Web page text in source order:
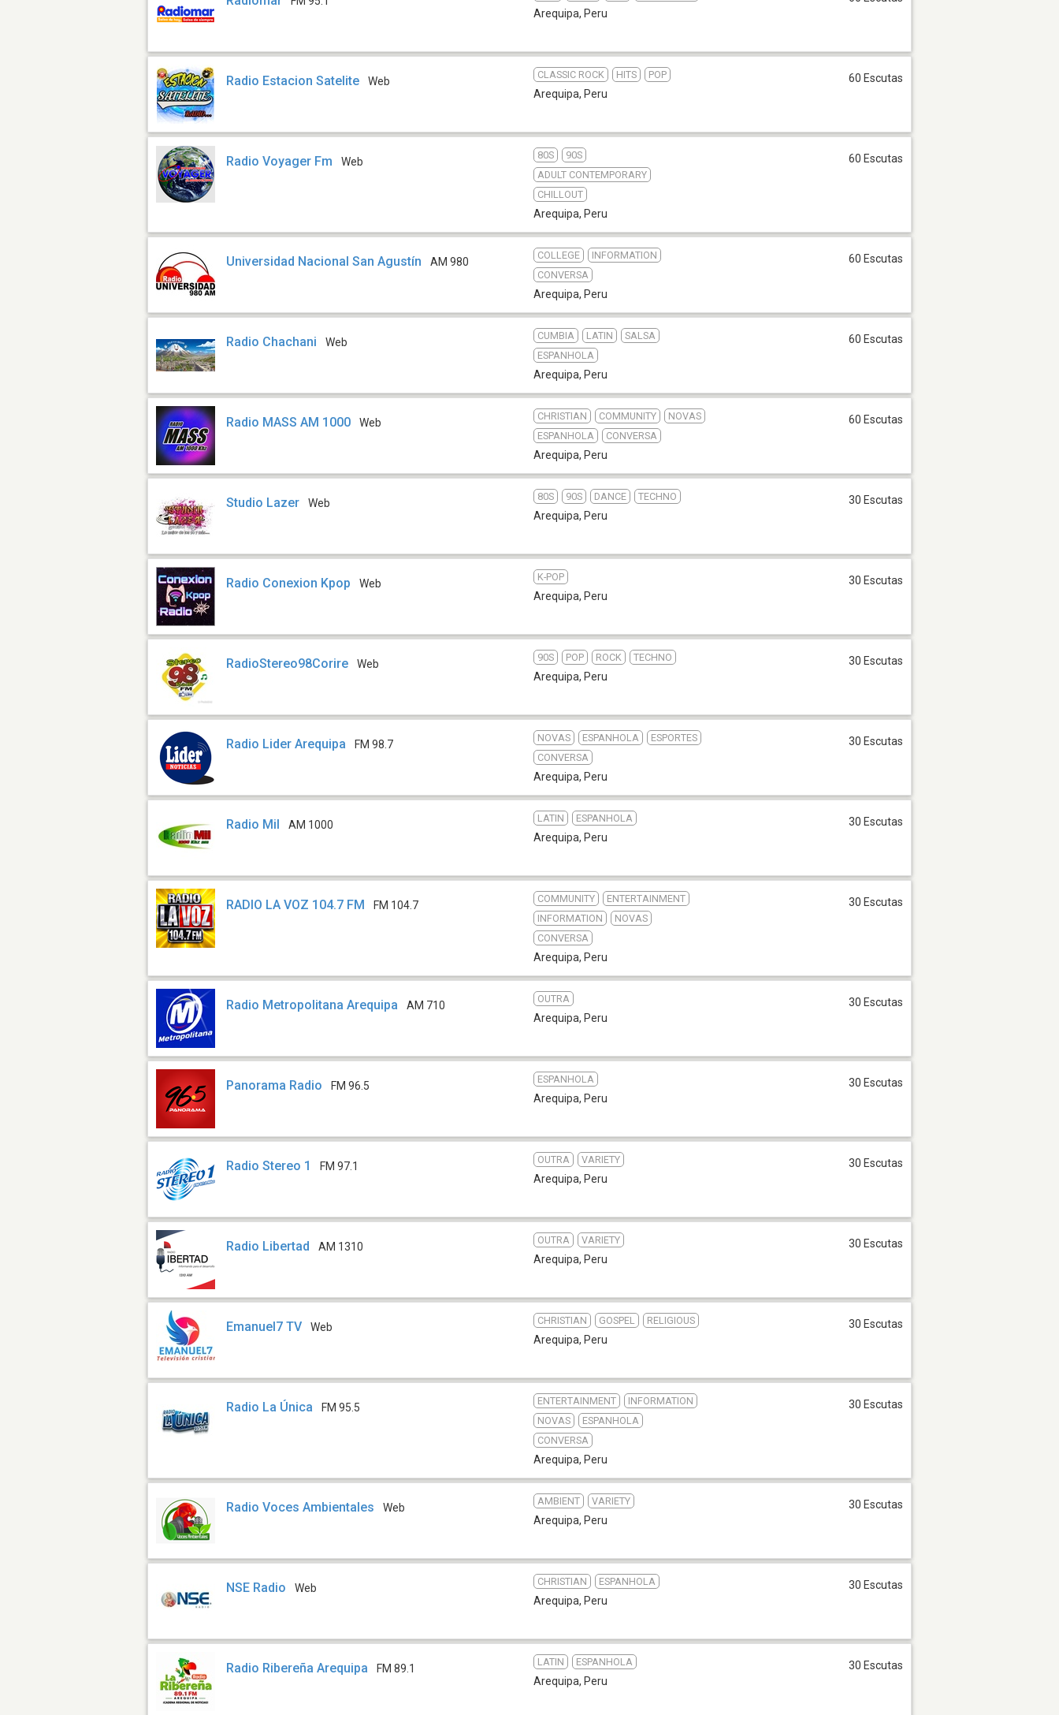
Arequipa, Peru
Radio Estacion Satelite Web
CLASSIC ROCK HITS POP
Arequipa, Peru
60 Escutas
Radio Voyager Fm Web
80S
90S
ADULT CONTEMPORARY
CHILLOUT
Arequipa, Peru
60 Escutas
Universidad Nacional San Agustín AM 980
COLLEGE
INFORMATION
CONVERSA
Arequipa, Peru
60 Escutas
Radio Chachani Web
CUMBIA LATIN
SALSA
ESPANHOLA
Arequipa, Peru
60 Escutas
Radio MASS AM 1000 Web
CHRISTIAN COMMUNITY
NOVAS
ESPANHOLA
CONVERSA
Arequipa, Peru
60 Escutas
Studio Lazer Web
80S 90S DANCE TECHNO
Arequipa, Peru
30 Escutas
Radio Conexion Kpop Web
K-POP
Arequipa, Peru
30 Escutas
RadioStereo98Corire Web
90S POP ROCK TECHNO
Arequipa, Peru
30 Escutas
Radio Lider Arequipa FM 98.7
NOVAS ESPANHOLA
ESPORTES
CONVERSA
Arequipa, Peru
30 Escutas
Radio Mil AM 1000
LATIN ESPANHOLA
Arequipa, Peru
30 Escutas
RADIO LA VOZ 104.7 FM FM 104.7
COMMUNITY
ENTERTAINMENT
INFORMATION
NOVAS
CONVERSA
Arequipa, Peru
30 Escutas
Radio Metropolitana Arequipa AM 710
OUTRA
Arequipa, Peru
30 Escutas
Panorama Radio FM 96.5
ESPANHOLA
Arequipa, Peru
30 Escutas
Radio Stereo 1 FM 97.1
OUTRA VARIETY
Arequipa, Peru
30 Escutas
Radio Libertad AM 1310
OUTRA VARIETY
Arequipa, Peru
30 Escutas
Emanuel7 TV Web
CHRISTIAN GOSPEL RELIGIOUS
Arequipa, Peru
30 Escutas
Radio La Única FM 95.5
ENTERTAINMENT
INFORMATION
NOVAS
ESPANHOLA
CONVERSA
Arequipa, Peru
30 Escutas
Radio Voces Ambientales Web
AMBIENT VARIETY
Arequipa, Peru
30 Escutas
NSE Radio Web
CHRISTIAN ESPANHOLA
Arequipa, Peru
30 Escutas
Radio Ribereña Arequipa FM 89.1
LATIN ESPANHOLA
Arequipa, Peru
30 Escutas